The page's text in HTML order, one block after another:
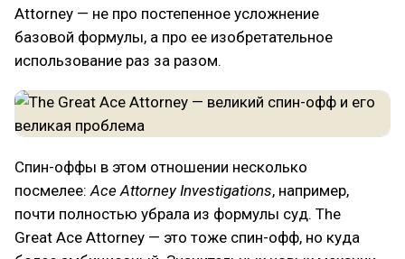
Attorney — не про постепенное усложнение
базовой формулы, а про ее изобретательное
использование раз за разом.
Спин-оффы в этом отношении несколько
посмелее:Ace Attorney Investigations, например,
почти полностью убрала из формулы суд. The
Great Ace Attorney — это тоже спин-офф, но куда